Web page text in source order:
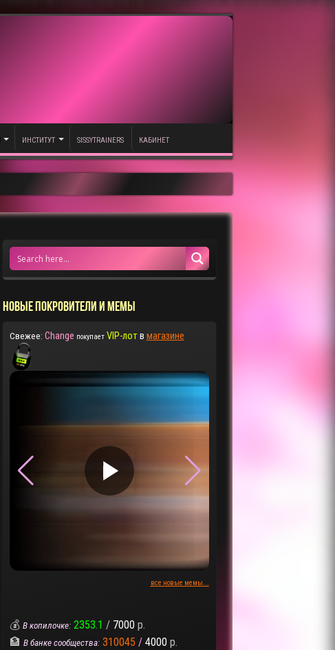
ИНСТИТУТ SISSYTRAINERS КАБИНЕТ
НОВЫЕ ПОКРОВИТЕЛИ И МЕМЫ
Свежее: Change покупает VIP-лотв магазине
▶
все новые мемы...
💰 В копилочке: 2353.1 / 7000 р.
🏦 В банке сообщества: 310045 / 4000 р.